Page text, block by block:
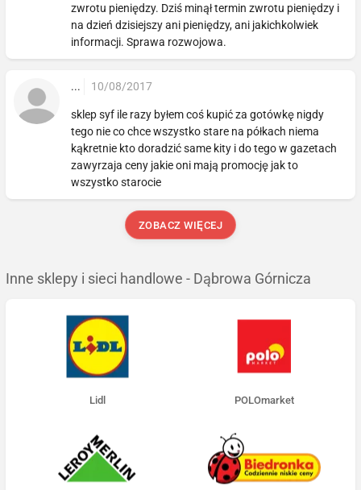
zwrotu pieniędzy. Dziś minął termin zwrotu pieniędzy i
na dzień dzisiejszy ani pieniędzy, ani jakichkolwiek
informacji. Sprawa rozwojowa.
... 10/08/2017
sklep syf ile razy byłem coś kupić za gotówkę nigdy
tego nie co chce wszystko stare na półkach niema
kąkretnie kto doradzić same kity i do tego w gazetach
zawyrzaja ceny jakie oni mają promocję jak to
wszystko starocie
ZOBACZ WIĘCEJ
Inne sklepy i sieci handlowe - Dąbrowa Górnicza
Lidl POLOmarket